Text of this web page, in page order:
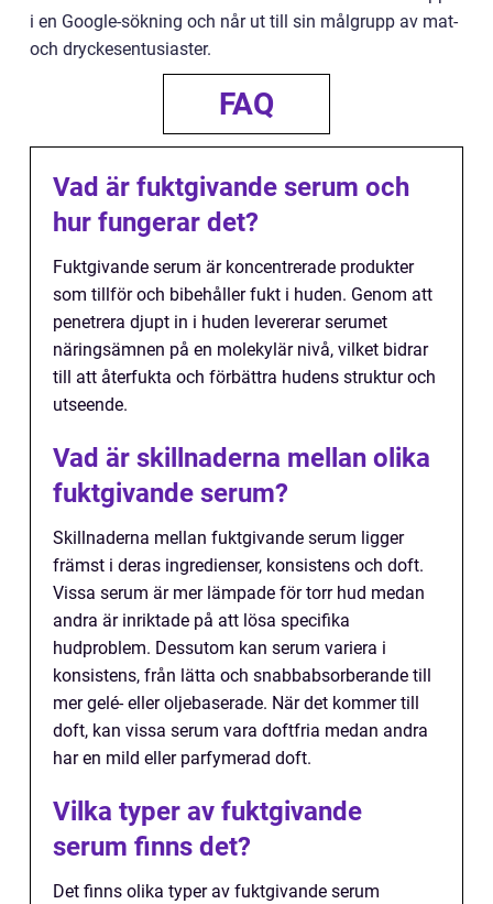
i en Google-sökning och når ut till sin målgrupp av mat-
och dryckesentusiaster.
FAQ
Vad är fuktgivande serum och
hur fungerar det?
Fuktgivande serum är koncentrerade produkter
som tillför och bibehåller fukt i huden. Genom att
penetrera djupt in i huden levererar serumet
näringsämnen på en molekylär nivå, vilket bidrar
till att återfukta och förbättra hudens struktur och
utseende.
Vad är skillnaderna mellan olika
fuktgivande serum?
Skillnaderna mellan fuktgivande serum ligger
främst i deras ingredienser, konsistens och doft.
Vissa serum är mer lämpade för torr hud medan
andra är inriktade på att lösa specifika
hudproblem. Dessutom kan serum variera i
konsistens, från lätta och snabbabsorberande till
mer gelé- eller oljebaserade. När det kommer till
doft, kan vissa serum vara doftfria medan andra
har en mild eller parfymerad doft.
Vilka typer av fuktgivande
serum finns det?
Det finns olika typer av fuktgivande serum